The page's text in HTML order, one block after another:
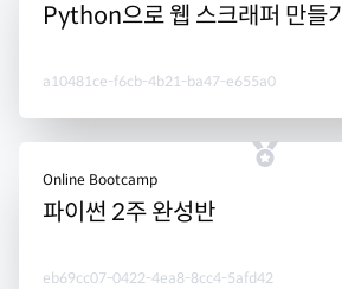
Python으로 웹 스크래퍼 만들기
a10481ce-f6cb-4b21-ba47-e655a0
Online Bootcamp
파이썬 2주 완성반
eb69cc07-0422-4ea8-8cc4-5afd42